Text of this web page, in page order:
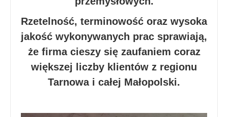
Rzetelność, terminowość oraz wysoka
jakość wykonywanych prac sprawiają,
że firma cieszy się zaufaniem coraz
większej liczby klientów z regionu
Tarnowa i całej Małopolski.